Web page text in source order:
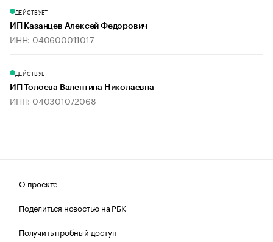
ДЕЙСТВУЕТ
ИП Казанцев Алексей Федорович
ИНН: 040600011017
ДЕЙСТВУЕТ
ИП Толоева Валентина Николаевна
ИНН: 040301072068
О проекте
Поделиться новостью на РБК
Получить пробный доступ